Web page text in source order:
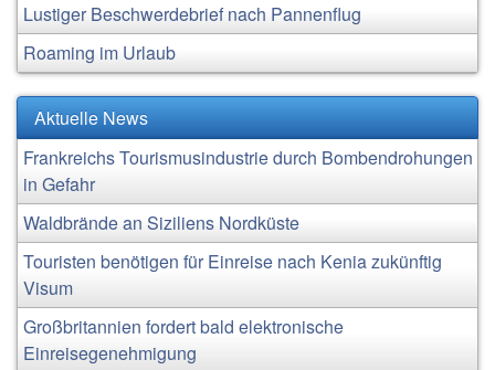
Lustiger Beschwerdebrief nach Pannenflug
Roaming im Urlaub
Aktuelle News
Frankreichs Tourismusindustrie durch Bombendrohungen
in Gefahr
Waldbrände an Siziliens Nordküste
Touristen benötigen für Einreise nach Kenia zukünftig
Visum
Großbritannien fordert bald elektronische
Einreisegenehmigung